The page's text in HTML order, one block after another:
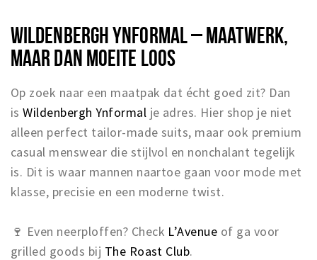
WILDENBERGH YNFORMAL – MAATWERK,
MAAR DAN MOEITE LOOS
Op zoek naar een maatpak dat écht goed zit? Dan
is Wildenbergh Ynformal je adres. Hier shop je niet
alleen perfect tailor-made suits, maar ook premium
casual menswear die stijlvol en nonchalant tegelijk
is. Dit is waar mannen naartoe gaan voor mode met
klasse, precisie en een moderne twist.
🍷 Even neerploffen? Check L’Avenue of ga voor
grilled goods bij The Roast Club.